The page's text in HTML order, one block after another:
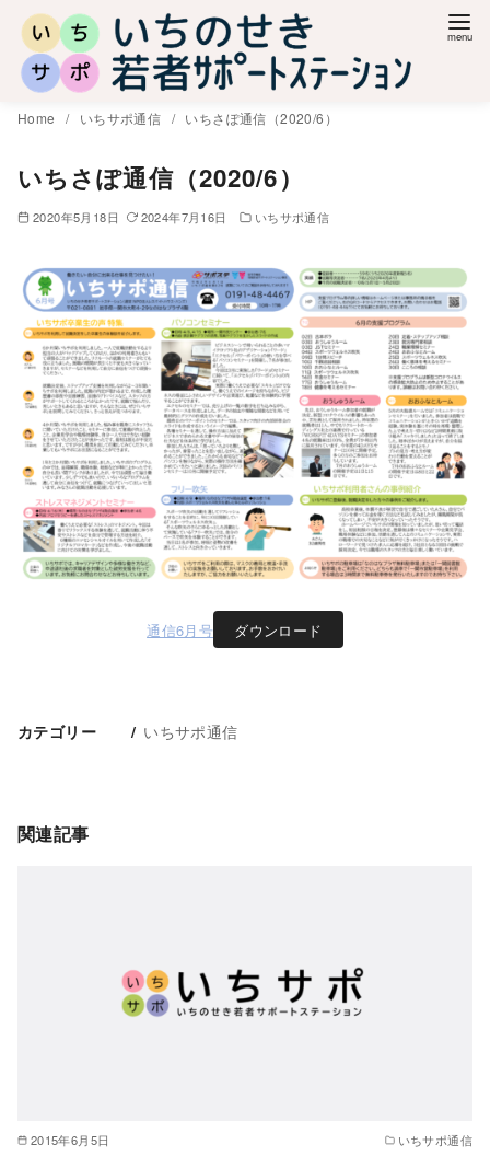
Home いちサポ通信 いちさぽ通信（2020/6）
いちさぽ通信（2020/6）
2020年5月18日 2024年7月16日 いちサポ通信
通信6月号 ダウンロード
カテゴリー いちサポ通信
関連記事
2015年6月5日 いちサポ通信